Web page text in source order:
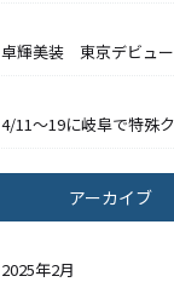
卓輝美装 東京デビュー
アーカイブ
2025年2月